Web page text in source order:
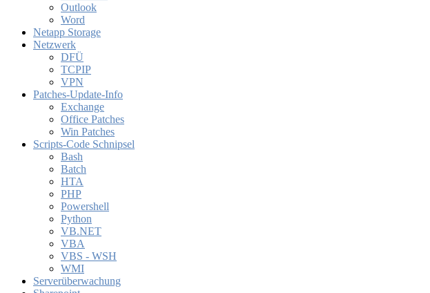
Outlook
Word
Netapp Storage
Netzwerk
DFÜ
TCPIP
VPN
Patches-Update-Info
Exchange
Office Patches
Win Patches
Scripts-Code Schnipsel
Bash
Batch
HTA
PHP
Powershell
Python
VB.NET
VBA
VBS - WSH
WMI
Serverüberwachung